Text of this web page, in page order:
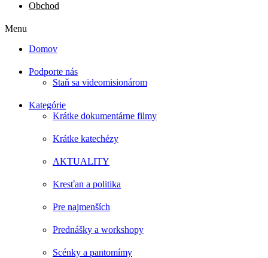
Obchod
Menu
Domov
Podporte nás
Staň sa videomisionárom
Kategórie
Krátke dokumentárne filmy
Krátke katechézy
AKTUALITY
Kresťan a politika
Pre najmenších
Prednášky a workshopy
Scénky a pantomímy